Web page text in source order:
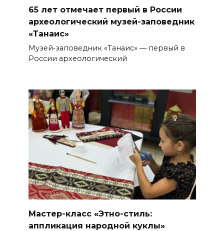
65 лет отмечает первый в России
археологический музей-заповедник
«Танаис»
Музей‑заповедник «Танаис» — первый в
России археологический
Мастер-класс «Этно-стиль:
аппликация народной куклы»